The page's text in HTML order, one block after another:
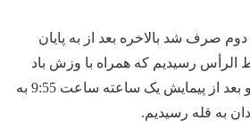
صرف شد بالاخره بعد از به پایان
رسیدیم که همراه با وزش باد
بود بادگیرها را پوشیدیم و بعد از پیمایش یک ساعته ساعت 9:55 به
به قله رسیدیم.